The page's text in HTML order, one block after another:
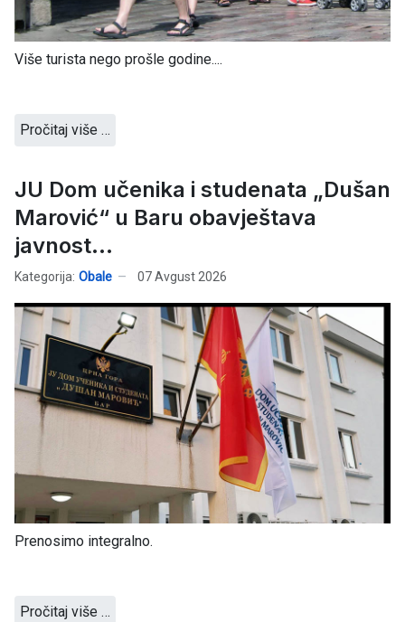
Više turista nego prošle godine....
Pročitaj više …
JU Dom učenika i studenata „Dušan
Marović“ u Baru obavještava
javnost...
Kategorija: Obale 07 Avgust 2026
Prenosimo integralno.
Pročitaj više …